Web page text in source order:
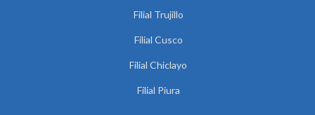
Filial Trujillo
Filial Cusco
Filial Chiclayo
Filial Piura